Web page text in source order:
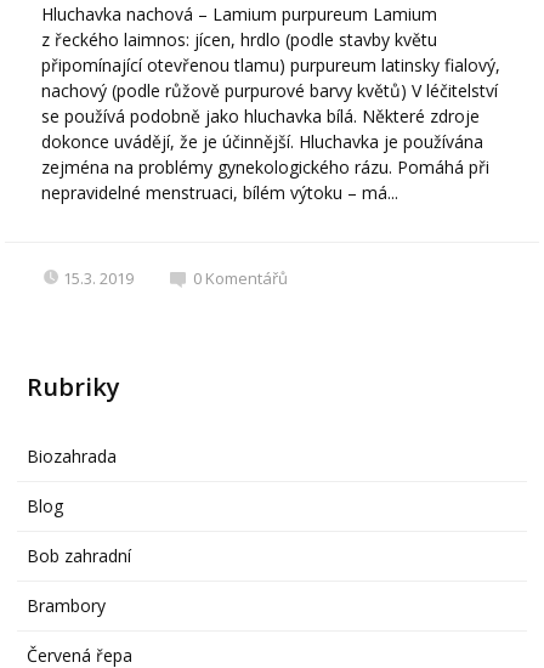
Hluchavka nachová – Lamium purpureum Lamium
z řeckého laimnos: jícen, hrdlo (podle stavby květu
připomínající otevřenou tlamu) purpureum latinsky fialový,
nachový (podle růžově purpurové barvy květů) V léčitelství
se používá podobně jako hluchavka bílá. Některé zdroje
dokonce uvádějí, že je účinnější. Hluchavka je používána
zejména na problémy gynekologického rázu. Pomáhá při
nepravidelné menstruaci, bílém výtoku – má...
15.3. 2019 0 Komentářů
Rubriky
Biozahrada
Blog
Bob zahradní
Brambory
Červená řepa